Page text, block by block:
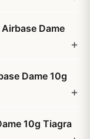
Dame
Dame 10g
10g Tiagra